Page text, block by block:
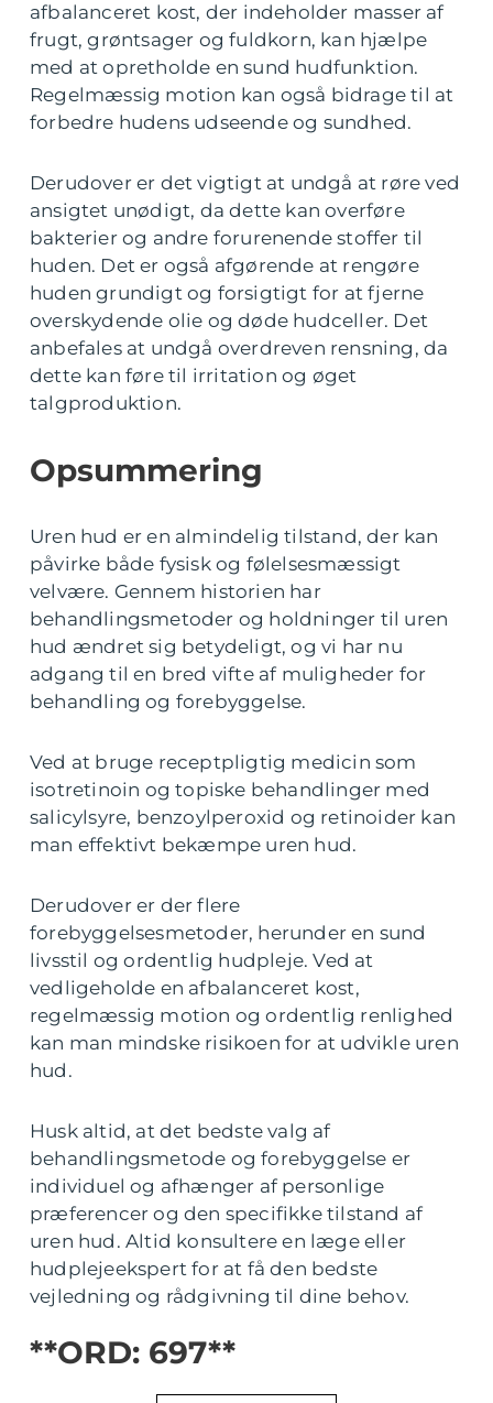
afbalanceret kost, der indeholder masser af
frugt, grøntsager og fuldkorn, kan hjælpe
med at opretholde en sund hudfunktion.
Regelmæssig motion kan også bidrage til at
forbedre hudens udseende og sundhed.
Derudover er det vigtigt at undgå at røre ved
ansigtet unødigt, da dette kan overføre
bakterier og andre forurenende stoffer til
huden. Det er også afgørende at rengøre
huden grundigt og forsigtigt for at fjerne
overskydende olie og døde hudceller. Det
anbefales at undgå overdreven rensning, da
dette kan føre til irritation og øget
talgproduktion.
Opsummering
Uren hud er en almindelig tilstand, der kan
påvirke både fysisk og følelsesmæssigt
velvære. Gennem historien har
behandlingsmetoder og holdninger til uren
hud ændret sig betydeligt, og vi har nu
adgang til en bred vifte af muligheder for
behandling og forebyggelse.
Ved at bruge receptpligtig medicin som
isotretinoin og topiske behandlinger med
salicylsyre, benzoylperoxid og retinoider kan
man effektivt bekæmpe uren hud.
Derudover er der flere
forebyggelsesmetoder, herunder en sund
livsstil og ordentlig hudpleje. Ved at
vedligeholde en afbalanceret kost,
regelmæssig motion og ordentlig renlighed
kan man mindske risikoen for at udvikle uren
hud.
Husk altid, at det bedste valg af
behandlingsmetode og forebyggelse er
individuel og afhænger af personlige
præferencer og den specifikke tilstand af
uren hud. Altid konsultere en læge eller
hudplejeekspert for at få den bedste
vejledning og rådgivning til dine behov.
**ORD: 697**